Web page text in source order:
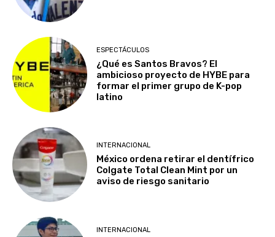
ESPECTÁCULOS
¿Qué es Santos Bravos? El
ambicioso proyecto de HYBE para
formar el primer grupo de K-pop
latino
INTERNACIONAL
México ordena retirar el dentífrico
Colgate Total Clean Mint por un
aviso de riesgo sanitario
INTERNACIONAL